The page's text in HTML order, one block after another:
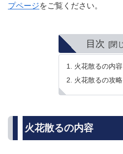
プページをご覧ください。
目次
火花散るの内容
火花散るの攻略
火花散るの内容